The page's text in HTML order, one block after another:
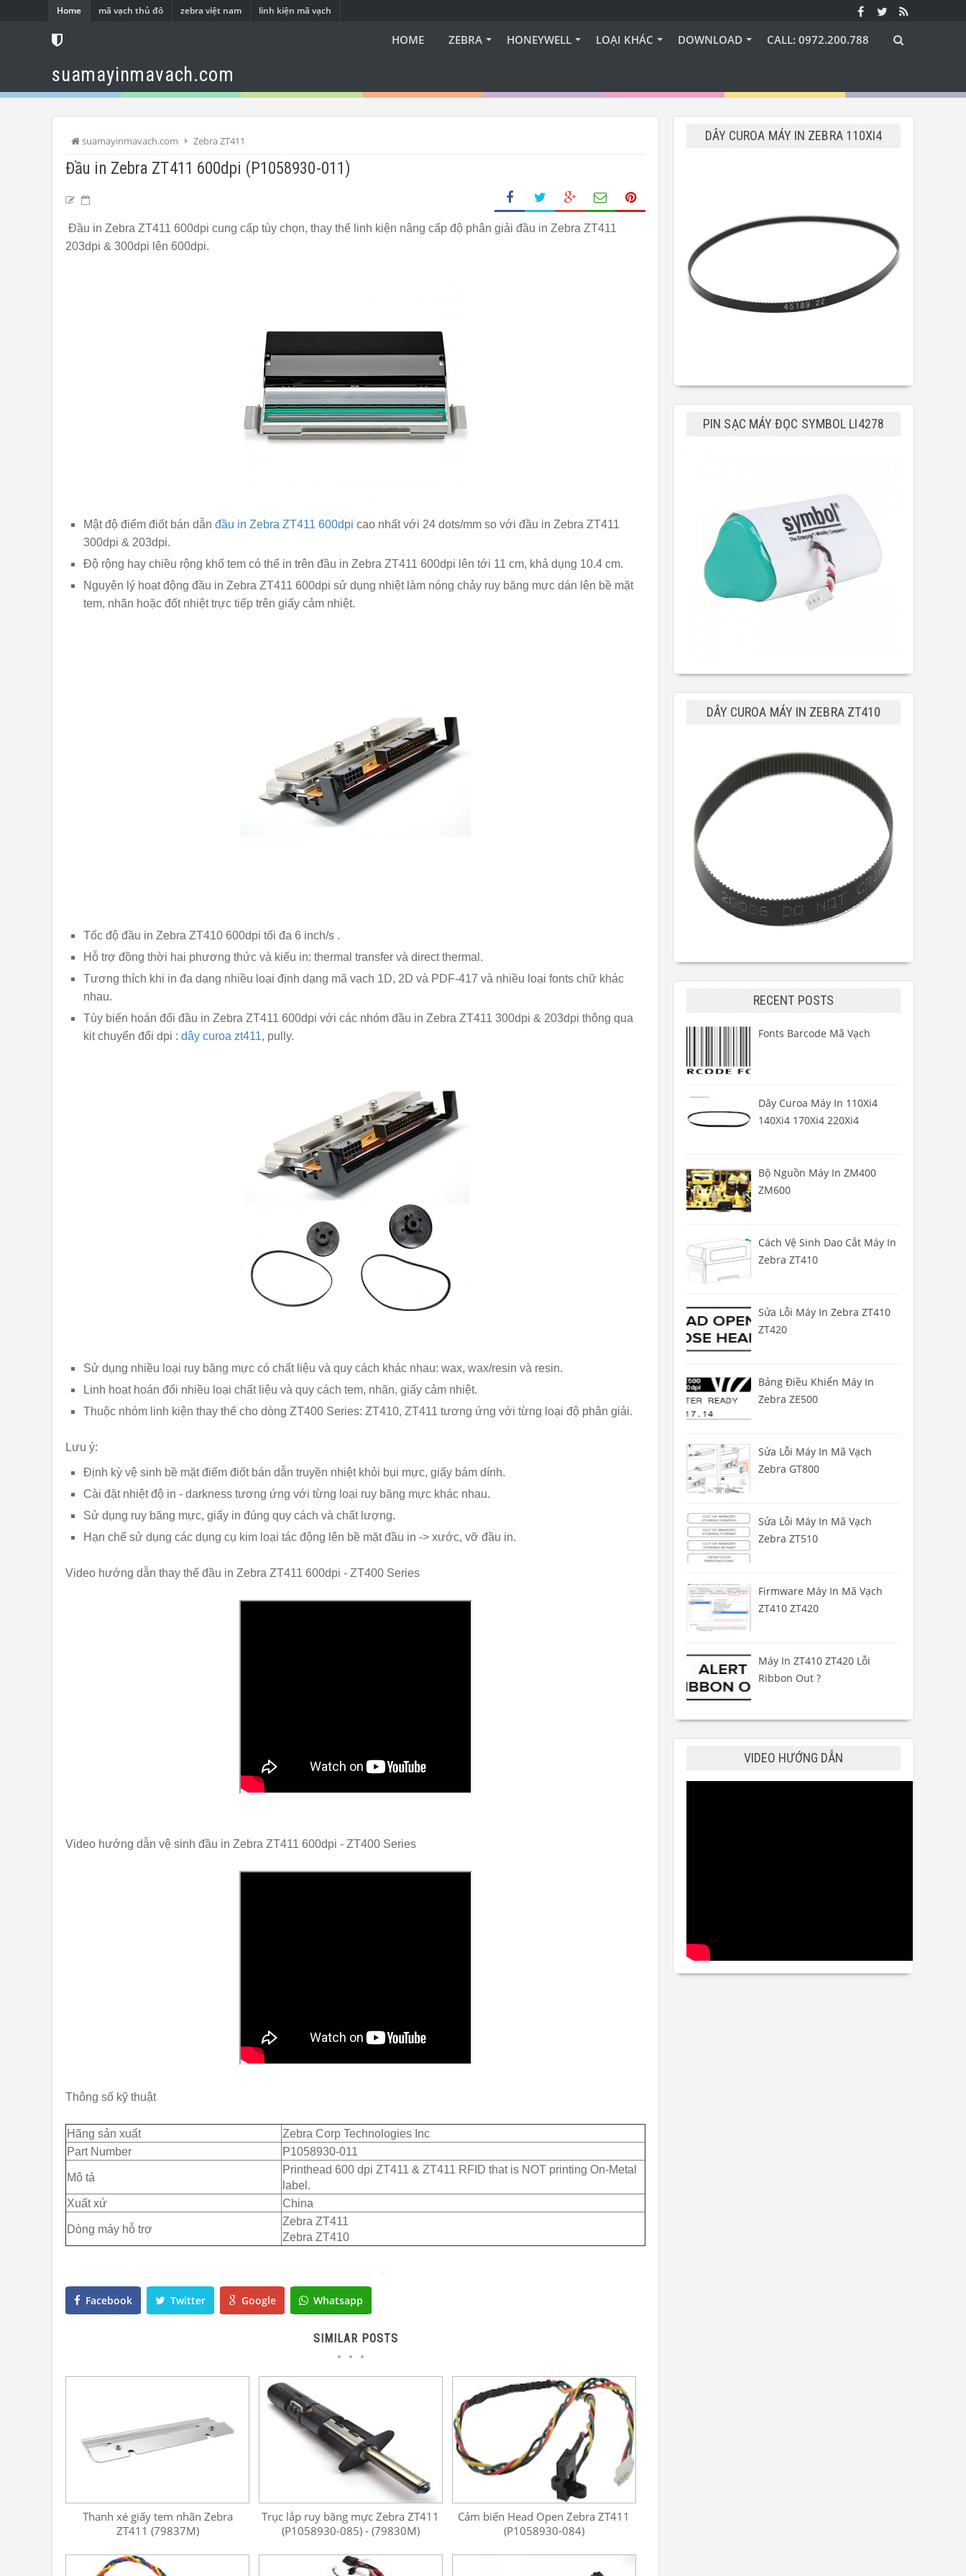
Home mã vạch thủ đô zebra việt nam linh kiện mã vạch
suamayinmavach.com
HOME ZEBRA HONEYWELL LOẠI KHÁC DOWNLOAD CALL: 0972.200.788
suamayinmavach.com Zebra ZT411
Đầu in Zebra ZT411 600dpi (P1058930-011)
Đầu in Zebra ZT411 600dpi cung cấp tùy chọn, thay thế linh kiện nâng cấp độ phân giải đầu in Zebra ZT411
203dpi & 300dpi lên 600dpi.
Mật độ điểm điốt bán dẫn đầu in Zebra ZT411 600dpi cao nhất với 24 dots/mm so với đầu in Zebra ZT411
300dpi & 203dpi.
Độ rộng hay chiều rộng khổ tem có thể in trên đầu in Zebra ZT411 600dpi lên tới 11 cm, khả dụng 10.4 cm.
Nguyên lý hoạt động đầu in Zebra ZT411 600dpi sử dụng nhiệt làm nóng chảy ruy băng mực dán lên bề mặt
tem, nhãn hoặc đốt nhiệt trực tiếp trên giấy cảm nhiệt.
Tốc độ đầu in Zebra ZT410 600dpi tối đa 6 inch/s .
Hỗ trợ đồng thời hai phương thức và kiểu in: thermal transfer và direct thermal.
Tương thích khi in đa dạng nhiều loại định dạng mã vạch 1D, 2D và PDF-417 và nhiều loại fonts chữ khác
nhau.
Tùy biến hoán đổi đầu in Zebra ZT411 600dpi với các nhóm đầu in Zebra ZT411 300dpi & 203dpi thông qua
kit chuyển đổi dpi : dây curoa zt411, pully.
Sử dụng nhiều loại ruy băng mực có chất liệu và quy cách khác nhau: wax, wax/resin và resin.
Linh hoạt hoán đổi nhiều loại chất liệu và quy cách tem, nhãn, giấy cảm nhiệt.
Thuộc nhóm linh kiện thay thế cho dòng ZT400 Series: ZT410, ZT411 tương ứng với từng loại độ phân giải.
Lưu ý:
Định kỳ vệ sinh bề mặt điểm điốt bán dẫn truyền nhiệt khỏi bụi mực, giấy bám dính.
Cài đặt nhiệt độ in - darkness tương ứng với từng loại ruy băng mực khác nhau.
Sử dụng ruy băng mực, giấy in đúng quy cách và chất lượng.
Hạn chế sử dụng các dụng cụ kim loại tác động lên bề mặt đầu in -> xước, vỡ đầu in.
Video hướng dẫn thay thế đầu in Zebra ZT411 600dpi - ZT400 Series
Video hướng dẫn vệ sinh đầu in Zebra ZT411 600dpi - ZT400 Series
Thông số kỹ thuật
Hãng sản xuất
Zebra Corp Technologies Inc
Part Number
P1058930-011
Mô tả
Printhead 600 dpi ZT411 & ZT411 RFID that is NOT printing On-Metal
label.
Xuất xứ
China
Dòng máy hỗ trợ
Zebra ZT411
Zebra ZT410
Facebook Twitter Google Whatsapp
SIMILAR POSTS
Thanh xé giấy tem nhãn Zebra
ZT411 (79837M)
Trục lắp ruy băng mực Zebra ZT411
(P1058930-085) - (79830M)
Cảm biến Head Open Zebra ZT411
(P1058930-084)
DÂY CUROA MÁY IN ZEBRA 110XI4
PIN SẠC MÁY ĐỌC SYMBOL LI4278
DÂY CUROA MÁY IN ZEBRA ZT410
RECENT POSTS
Fonts Barcode Mã Vạch
Dây Curoa Máy In 110Xi4
140Xi4 170Xi4 220Xi4
Bộ Nguồn Máy In ZM400
ZM600
Cách Vệ Sinh Dao Cắt Máy In
Zebra ZT410
Sửa Lỗi Máy In Zebra ZT410
ZT420
Bảng Điều Khiển Máy In
Zebra ZE500
Sửa Lỗi Máy In Mã Vạch
Zebra GT800
Sửa Lỗi Máy In Mã Vạch
Zebra ZT510
Firmware Máy In Mã Vạch
ZT410 ZT420
Máy In ZT410 ZT420 Lỗi
Ribbon Out ?
VIDEO HƯỚNG DẪN